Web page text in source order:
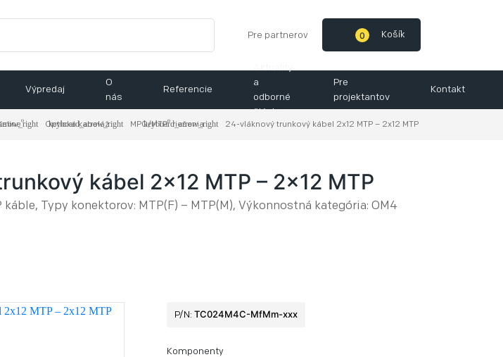
Pre partnerov 0 Košík
Výpredaj
O
nás
Referencie
a
odborné
články
Pre
projektantov
Kontakt
® Optická kabeláž MPO/MTP®​ riešenia 24-vláknový trunkový kábel 2x12 MTP – 2x12 MTP
kábel 2x12 MTP – 2x12 MTP
káble, Typy konektorov: MTP(F) – MTP(M), Výkonnostná kategória: OM4
P/N: TC024M4C-MfMm-xxx
Komponenty